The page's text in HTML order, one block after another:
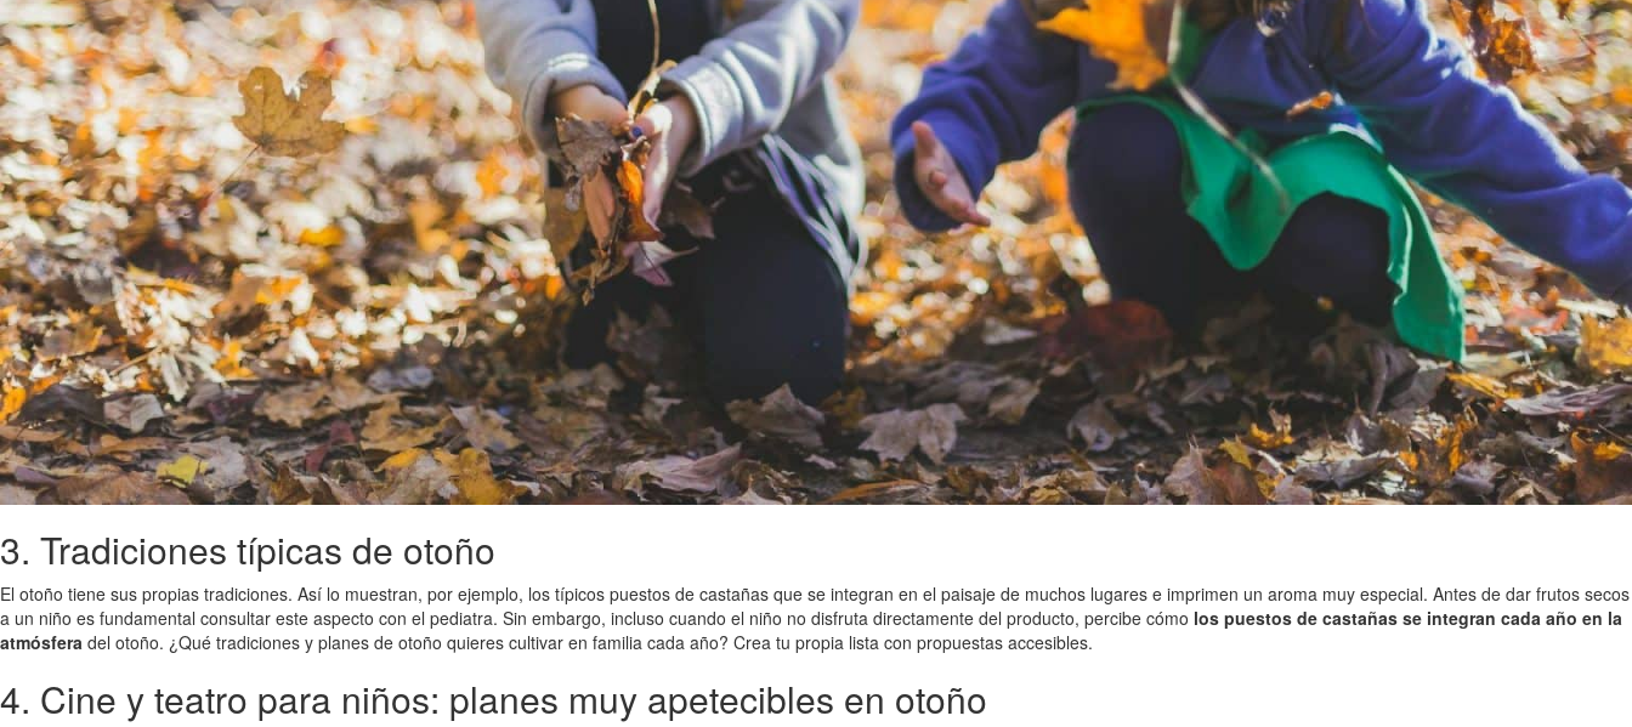
3. Tradiciones típicas de otoño
El otoño tiene sus propias tradiciones. Así lo muestran, por ejemplo, los típicos puestos de castañas que se integran en el paisaje de muchos lugares e imprimen un aroma muy especial. Antes de dar frutos secos
a un niño es fundamental consultar este aspecto con el pediatra. Sin embargo, incluso cuando el niño no disfruta directamente del producto, percibe cómo los puestos de castañas se integran cada año en la
atmósfera del otoño. ¿Qué tradiciones y planes de otoño quieres cultivar en familia cada año? Crea tu propia lista con propuestas accesibles.
4. Cine y teatro para niños: planes muy apetecibles en otoño